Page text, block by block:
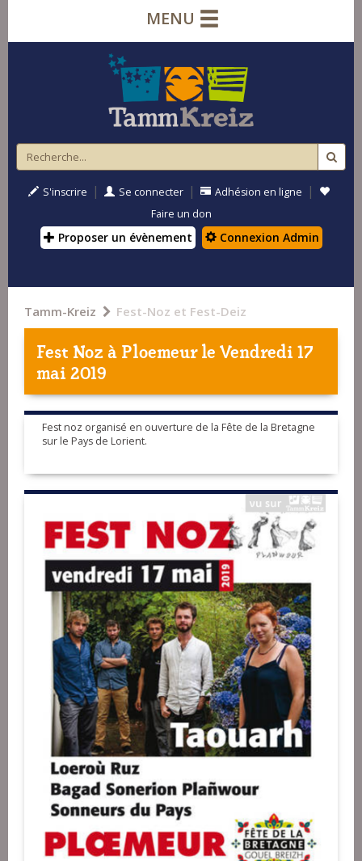
MENU
S'inscrire | Se connecter | Adhésion en ligne |
Faire un don
Proposer un évènement Connexion Admin
Tamm-Kreiz Fest-Noz et Fest-Deiz
Fest Noz àPloemeurle Vendredi 17
mai 2019
Fest noz organisé en ouverture de la Fête de la Bretagne
sur le Pays de Lorient.